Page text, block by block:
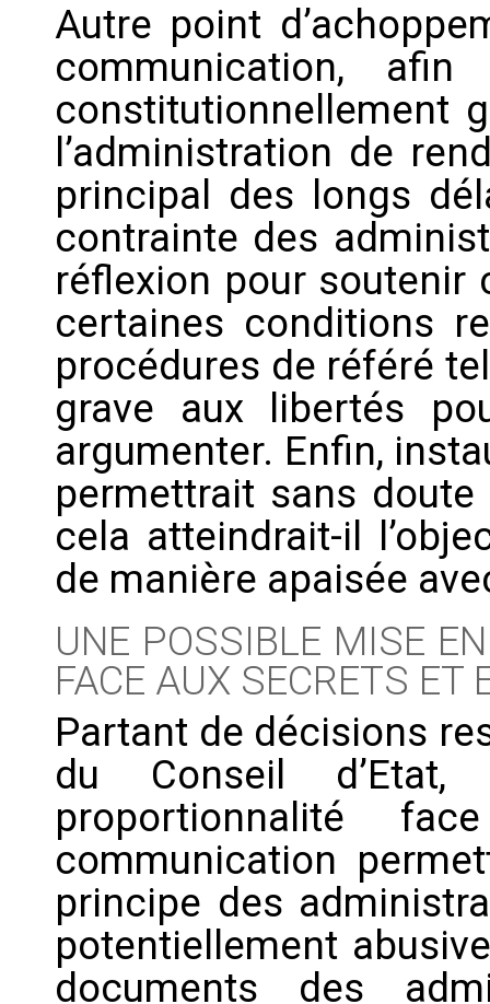
Autre point
communication,
constitutionnellement
l’administration de
principal des longs
contrainte des
réflexion pour soutenir
certaines conditions
procédures de référé
grave aux libertés
argumenter. Enfin,
permettrait sans
cela atteindrait-il
de manière apaisée
UNE POSSIBLE MISE
FACE AUX SECRETS ET
Partant de décisions
du Conseil
proportionnalité
communication
principe des
potentiellement
documents des